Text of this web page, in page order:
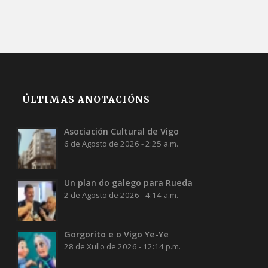
ÚLTIMAS ANOTACIÓNS
Asociación Cultural de Vigo
6 de Agosto de 2026 - 2:25 a.m.
Un plan do galego para Rueda
2 de Agosto de 2026 - 4:14 a.m.
Gorgorito e o Vigo Ye-Ye
28 de Xullo de 2026 - 12:14 p.m.